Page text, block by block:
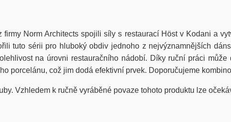
Norm Architects spojili síly s restaurací Höst v Kodani a
tuto sérii pro hluboký obdiv jednoho z nejvýznamnějších
na úrovni restauračního nádobí. Díky ruční práci
porcelánu, což jim dodá efektivní prvek. Doporučujeme
Vzhledem k ručně vyráběné povaze tohoto produktu lze